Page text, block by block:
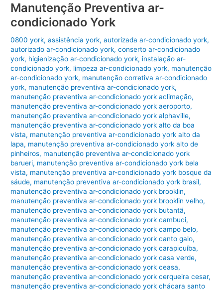
Manutenção Preventiva ar-
condicionado York
0800 york,assistência york,autorizada ar-condicionado york,
autorizado ar-condicionado york,conserto ar-condicionado
york, higienização ar-condicionado york, instalação ar-
condicionado york, limpeza ar-condicionado york, manutenção
ar-condicionado york, manutenção corretiva ar-condicionado
york, manutenção preventiva ar-condicionado york,
manutenção preventiva ar-condicionado york aclimação,
manutenção preventiva ar-condicionado york aeroporto,
manutenção preventiva ar-condicionado york alphaville,
manutenção preventiva ar-condicionado york alto da boa
vista, manutenção preventiva ar-condicionado york alto da
lapa, manutenção preventiva ar-condicionado york alto de
pinheiros, manutenção preventiva ar-condicionado york
barueri, manutenção preventiva ar-condicionado york bela
vista, manutenção preventiva ar-condicionado york bosque da
sáude, manutenção preventiva ar-condicionado york brasil,
manutenção preventiva ar-condicionado york brooklin,
manutenção preventiva ar-condicionado york brooklin velho,
manutenção preventiva ar-condicionado york butantã,
manutenção preventiva ar-condicionado york cambuci,
manutenção preventiva ar-condicionado york campo belo,
manutenção preventiva ar-condicionado york canto galo,
manutenção preventiva ar-condicionado york carapicuíba,
manutenção preventiva ar-condicionado york casa verde,
manutenção preventiva ar-condicionado york ceasa,
manutenção preventiva ar-condicionado york cerqueira cesar,
manutenção preventiva ar-condicionado york chácara santo